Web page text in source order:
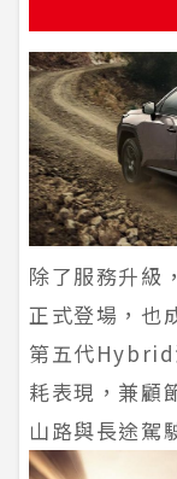
除了服務升級
正式登場，也
第五代Hybrid
耗表現，兼顧
山路與長途駕